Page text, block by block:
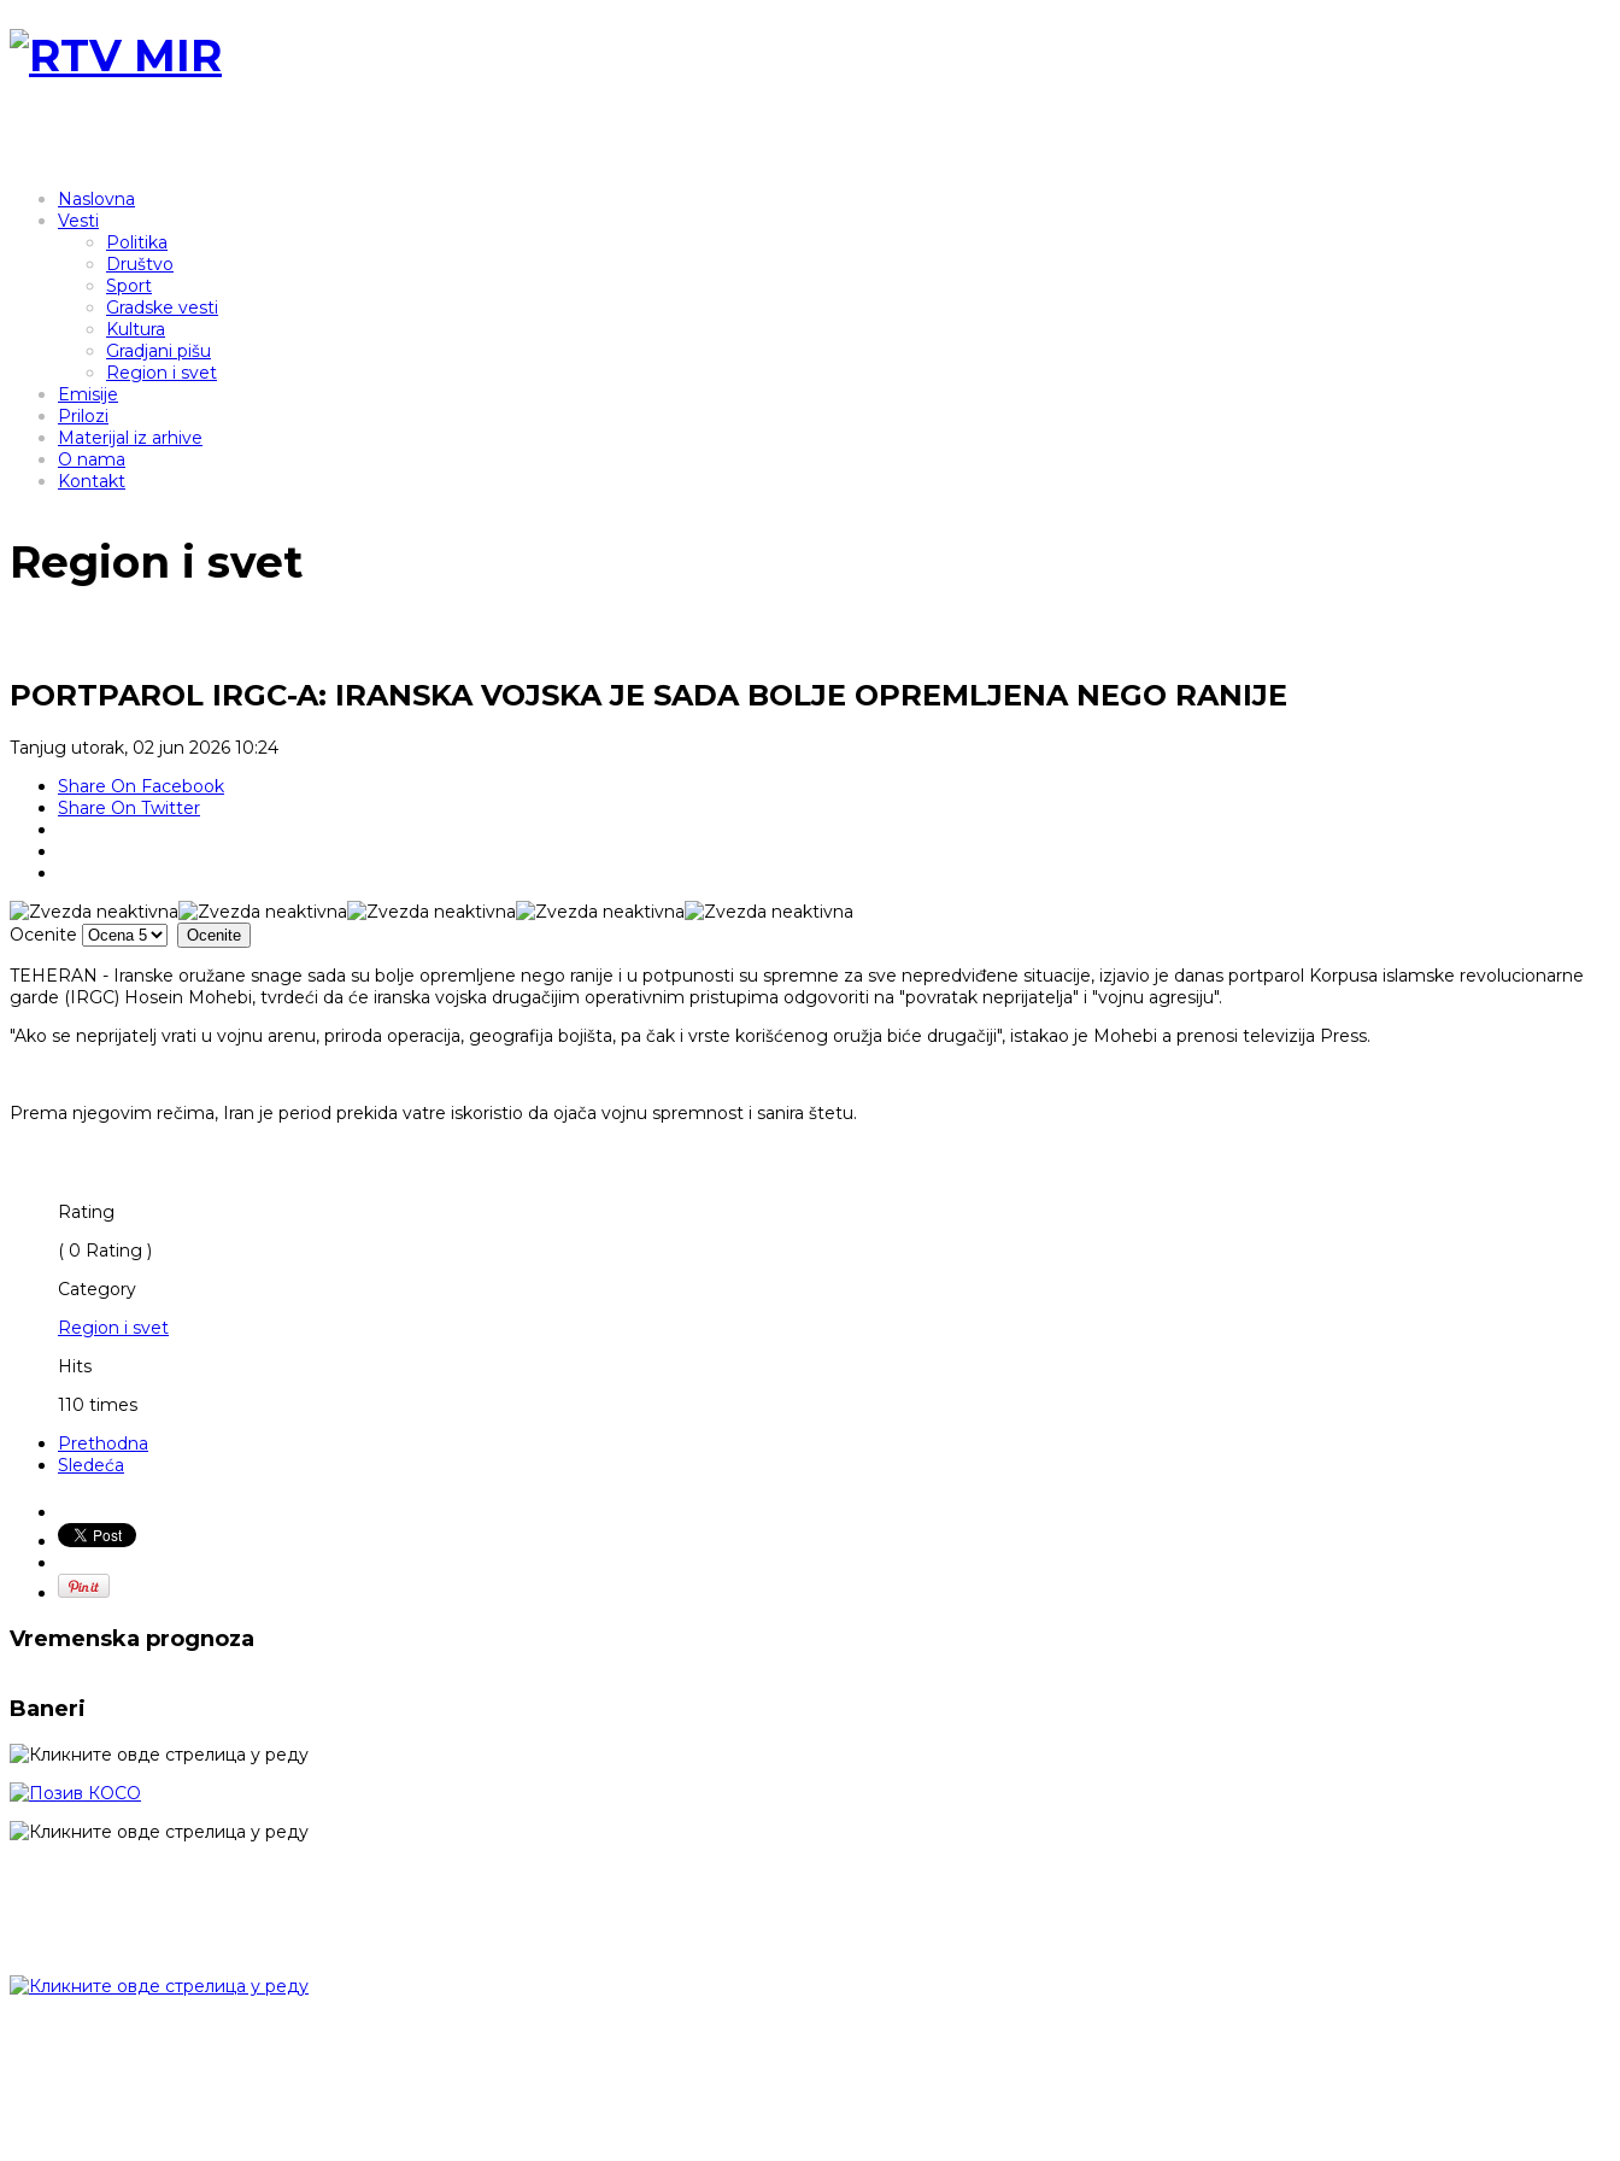
Naslovna
Vesti
Politika
Društvo
Sport
Gradske vesti
Kultura
Gradjani pišu
Region i svet
Emisije
Prilozi
Materijal iz arhive
O nama
Kontakt
Region i svet
PORTPAROL IRGC-A: IRANSKA VOJSKA JE SADA BOLJE OPREMLJENA NEGO RANIJE
Tanjug utorak, 02 jun 2026 10:24
Share On Facebook
Share On Twitter
Ocenite
TEHERAN - Iranske oružane snage sada su bolje opremljene nego ranije i u potpunosti su spremne za sve nepredviđene situacije, izjavio je danas portparol Korpusa islamske revolucionarne
garde (IRGC) Hosein Mohebi, tvrdeći da će iranska vojska drugačijim operativnim pristupima odgovoriti na "povratak neprijatelja" i "vojnu agresiju".
"Ako se neprijatelj vrati u vojnu arenu, priroda operacija, geografija bojišta, pa čak i vrste korišćenog oružja biće drugačiji", istakao je Mohebi a prenosi televizija Press.
Prema njegovim rečima, Iran je period prekida vatre iskoristio da ojača vojnu spremnost i sanira štetu.
Rating
( 0 Rating )
Category
Region i svet
Hits
110 times
Prethodna
Sledeća
Vremenska prognoza
Baneri